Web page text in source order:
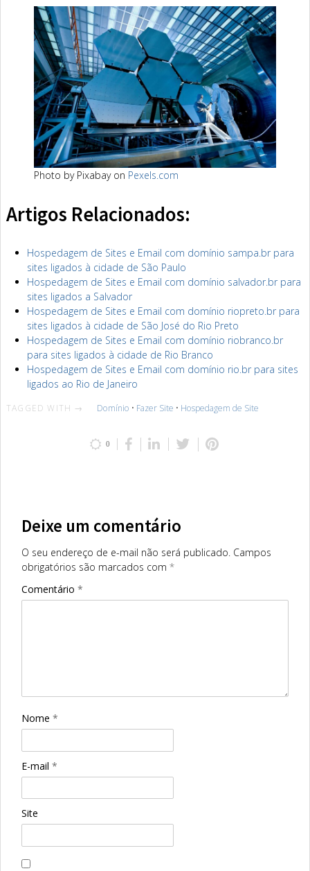
Photo by Pixabay on Pexels.com
Artigos Relacionados:
Hospedagem de Sites e Email com domínio sampa.br para
sites ligados à cidade de São Paulo
Hospedagem de Sites e Email com domínio salvador.br para
sites ligados a Salvador
Hospedagem de Sites e Email com domínio riopreto.br para
sites ligados à cidade de São José do Rio Preto
Hospedagem de Sites e Email com domínio riobranco.br
para sites ligados à cidade de Rio Branco
Hospedagem de Sites e Email com domínio rio.br para sites
ligados ao Rio de Janeiro
TAGGED WITH → Domínio • Fazer Site • Hospedagem de Site
0
Deixe um comentário
O seu endereço de e-mail não será publicado. Campos
obrigatórios são marcados com *
Comentário *
Nome *
E-mail *
Site